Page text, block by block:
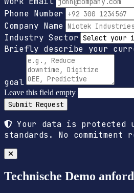
Phone Number
Company Name
Industry Sector
Briefly describe your
goal
Leave this field empty
Submit Request
Your data is protected
standards. No commitment
Technische Demo